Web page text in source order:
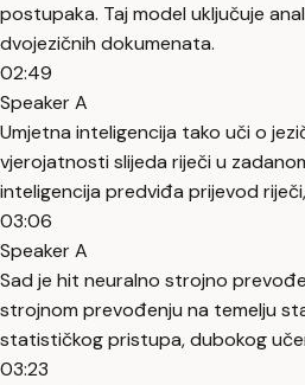
postupaka. Taj model uključuje
dvojezičnih dokumenata.
02:49
Speaker A
Umjetna inteligencija tako uči o
vjerojatnosti slijeda riječi u
inteligencija predviđa prijevod
03:06
Speaker A
Sad je hit neuralno strojno
strojnom prevođenju na temelju
statističkog pristupa, dubokog
03:23